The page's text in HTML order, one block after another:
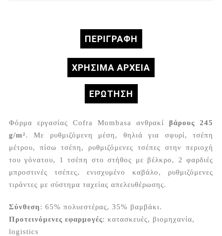
ΠΕΡΙΓΡΑΦΉ
ΧΡΗΣΙΜΑ ΑΡΧΕΙΑ
ΕΡΏΤΗΣΗ
Φόρμα εργασίας Cofra Mombasa ανθρακί βάρους 245
g/m². Με ρυθμιζόμενη μέση, θηλιά για σφυρί, τσέπη
μέτρου, πίσω τσέπη, ρυθμιζόμενες τσέπες στην περιοχή
του γόνατου, 1 τσέπη στο στήθος με βέλκρο, 2 φαρδιές
μπροστινές τσέπες, ενισχυμένο καβάλο, ρυθμιζόμενες
τιράντες με σύστημα ταχείας απελευθέρωσης.
Σύνθεση: 65% πολυεστέρας, 35% βαμβάκι.
Προτεινόμενες εφαρμογές: κατασκευές, βιομηχανία,
logistics